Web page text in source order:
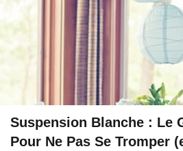
Suspension Blanche : Le
Pour Ne Pas Se Tromper